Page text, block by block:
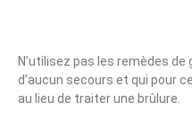
N’utilisez pas les remèdes
d’aucun secours et qui pour
au lieu de traiter une brûlure.